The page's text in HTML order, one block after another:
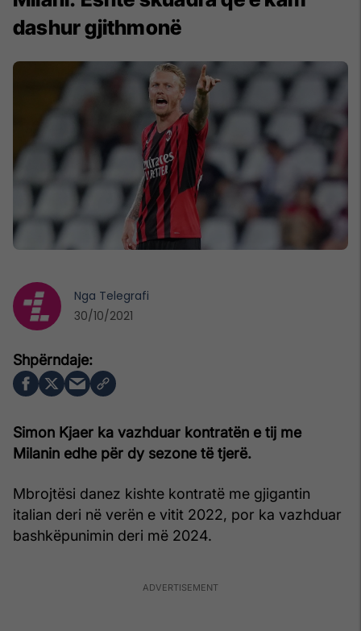
dashur gjithmonë
Simon Kjaer ka vazhduar kontratën e tij me
Milanin edhe për dy sezone të tjerë.
Mbrojtësi danez kishte kontratë me gjigantin
italian deri në verën e vitit 2022, por ka vazhduar
bashkëpunimin deri më 2024.
Nga Telegrafi
30/10/2021